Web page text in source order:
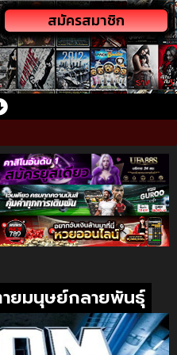
สมัครสมาชิก
ยมนุษย์กลายพันธุ์